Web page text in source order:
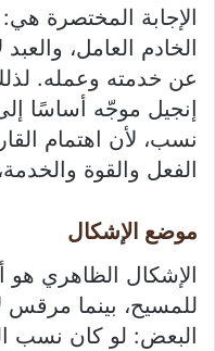
الإجابة المختصرة
الخادم العامل،
عن خدمته وعمله.
إنجيل موجّه أساسًا
نسب، لأن اهتمام
الفعل والقوة
موضع الإشكال
الإشكال الظاهري هو
للمسيح، بينما مرقس
البعض: لو كان نسب